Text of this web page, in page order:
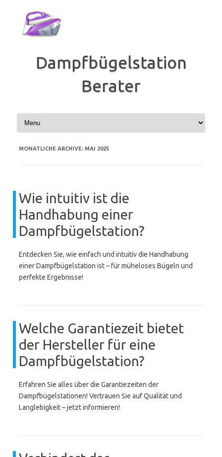
springen
Dampfbügelstation
Berater
MONATLICHE ARCHIVE: MAI 2025
Wie intuitiv ist die
Handhabung einer
Dampfbügelstation?
Entdecken Sie, wie einfach und intuitiv die Handhabung
einer Dampfbügelstation ist – für müheloses Bügeln und
perfekte Ergebnisse!
Welche Garantiezeit bietet
der Hersteller für eine
Dampfbügelstation?
Erfahren Sie alles über die Garantiezeiten der
Dampfbügelstationen! Vertrauen Sie auf Qualität und
Langlebigkeit – jetzt informieren!